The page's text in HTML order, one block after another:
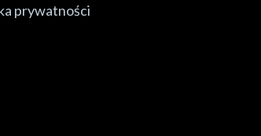
prywatności